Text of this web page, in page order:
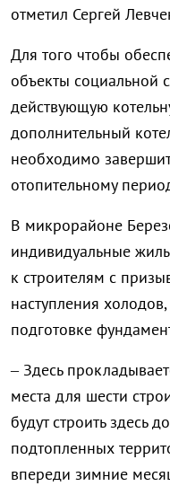
отметил Сергей
Для того чтобы
объекты социальной
действующую
дополнительный
необходимо
отопительному
В микрорайоне
индивидуальные
к строителям с
наступления
подготовке
– Здесь
места для шести
будут строить здесь
подтопленных
впереди зимние